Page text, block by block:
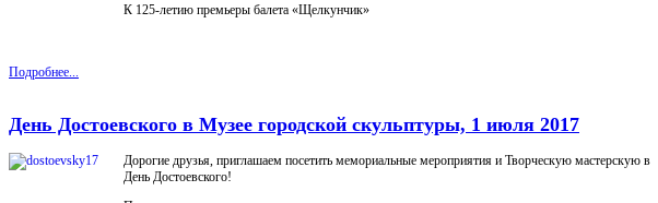
К 125-летию премьеры балета «Щелкунчик»
Подробнее...
День Достоевского в Музее городской скульптуры, 1 июля 2017
Дорогие друзья, приглашаем посетить мемориальные мероприятия и Творческую мастерскую в
День Достоевского!